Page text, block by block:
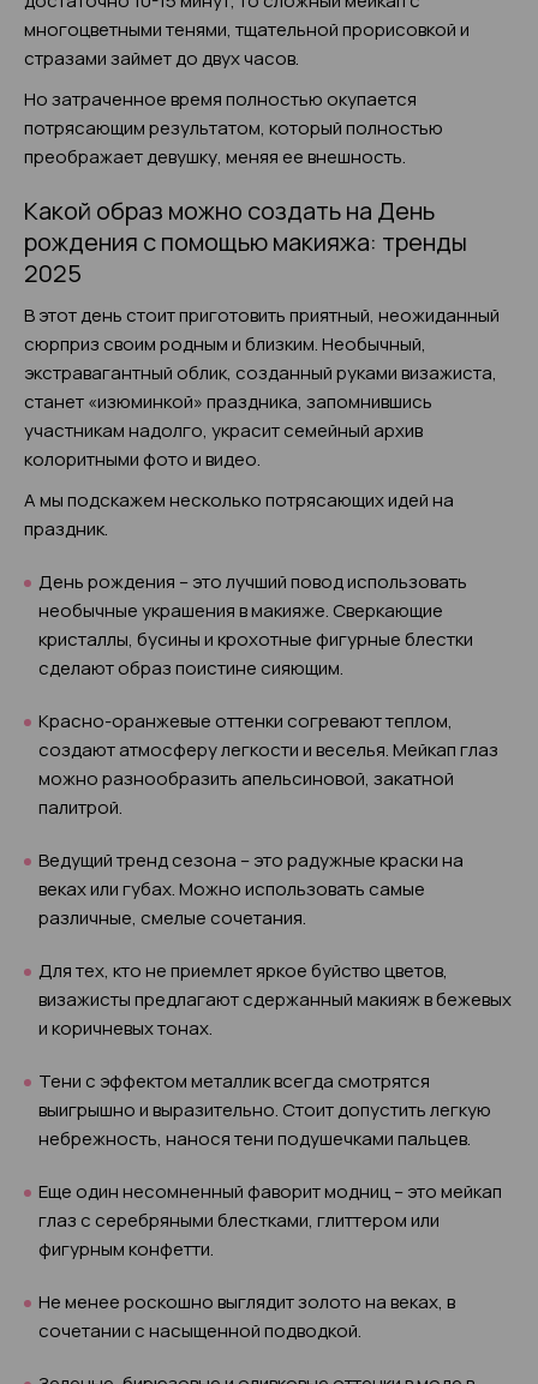
многоцветными тенями, тщательной прорисовкой и
стразами займет до двух часов.
Но затраченное время полностью окупается
потрясающим результатом, который полностью
преображает девушку, меняя ее внешность.
Какой образ можно создать на День
рождения с помощью макияжа: тренды
2025
В этот день стоит приготовить приятный, неожиданный
сюрприз своим родным и близким. Необычный,
экстравагантный облик, созданный руками визажиста,
станет «изюминкой» праздника, запомнившись
участникам надолго, украсит семейный архив
колоритными фото и видео.
А мы подскажем несколько потрясающих идей на
праздник.
День рождения – это лучший повод использовать
необычные украшения в макияже. Сверкающие
кристаллы, бусины и крохотные фигурные блестки
сделают образ поистине сияющим.
Красно-оранжевые оттенки согревают теплом,
создают атмосферу легкости и веселья. Мейкап глаз
можно разнообразить апельсиновой, закатной
палитрой.
Ведущий тренд сезона – это радужные краски на
веках или губах. Можно использовать самые
различные, смелые сочетания.
Для тех, кто не приемлет яркое буйство цветов,
визажисты предлагают сдержанный макияж в бежевых
и коричневых тонах.
Тени с эффектом металлик всегда смотрятся
выигрышно и выразительно. Стоит допустить легкую
небрежность, нанося тени подушечками пальцев.
Еще один несомненный фаворит модниц – это мейкап
глаз с серебряными блестками, глиттером или
фигурным конфетти.
Не менее роскошно выглядит золото на веках, в
сочетании с насыщенной подводкой.